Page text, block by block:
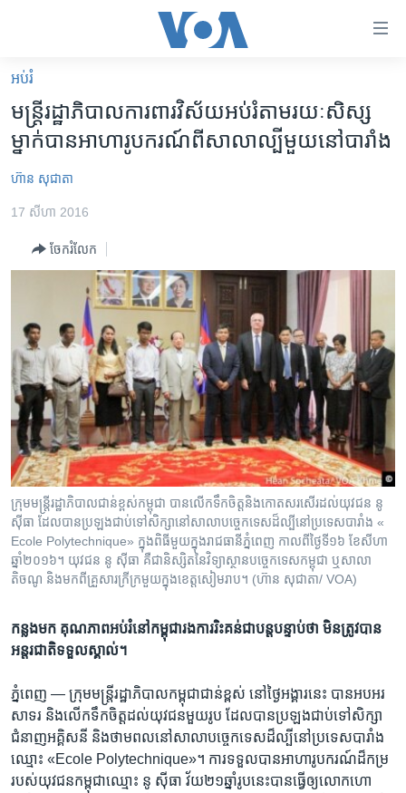
គេហទំព័រ​
ទាក់ទង
និង​
ចូល​
ទំព័រ​
ទៅ​
ទំព័រ​
រចនា
សម្ព័ន្ធ​
រំលង​
និង​
ទៅ​
កាន់​
ទំព័រ​
ស្វែង​
អន្តរជាតិ
កម្ពុជាច្នៃប្រតិដ្ឋ
ព្រឹត្តិការណ៍ព័ត៌មាន
ទូរទស្សន៍ / វីដេអូ​
វិទ្យុ / ផតខាសថ៍
កម្មវិធីទាំងអស់
Khmer English
បណ្តាញ​សង្គម
ភាសា
អប់រំ
មន្ត្រី​រដ្ឋាភិបាល​ការពារ​វិស័យ​អប់រំ​តាម​រយៈ​សិស្ស​
ម្នាក់​បាន​អាហារូបករណ៍​ពី​សាលា​ល្បី​មួយ​​នៅ​បារាំង​​​
ហ៊ាន សុជាតា
17 សីហា 2016
ចែករំលែក
ក្រុមមន្ត្រីរដ្ឋាភិបាលជាន់ខ្ពស់កម្ពុជា​ បានលើកទឹកចិត្ត​និងកោតសរសើរដល់យុវជន នូ​
សុីធា ដែលបានប្រឡងជាប់ទៅសិក្សានៅសាលាបច្ចេកទេស​ដ៏ល្បីនៅប្រទេសបារាំង «
Ecole Polytechnique»​ ក្នុង​ពិធី​មួយ​ក្នុងរាជធានីភ្នំពេញ​ កាលពីថ្ងៃទី១៦​ ខែសីហា​
ឆ្នាំ២០១៦។​ យុវជន នូ សុីធា គឺជានិស្សិតនៃវិទ្យាស្ថានបច្ចេកទេសកម្ពុជា ឬសាលា
តិចណូ និងមកពីគ្រួសារក្រីក្រមួយក្នុងខេត្តសៀមរាប។ (ហ៊ាន​ សុជាតា/​ VOA)
កន្លង​មក​ គុណភាព​​អប់រំ​នៅ​កម្ពុជា​រង​ការ​រិះ​គន់​ជា​បន្ត​បន្ទាប់​ថា​ មិន​ត្រូវ​បាន​​
អន្តរជាតិ​ទទួល​ស្គាល់។
ភ្នំពេញ — ក្រុម​មន្ត្រីរដ្ឋាភិបាល​កម្ពុជា​ជាន់​ខ្ពស់​ នៅ​ថ្ងៃ​អង្គារ​នេះ​ បានអបអរ
សាទរ​ និង​លើក​ទឹក​ចិត្ត​ដល់​យុវជន​មួយ​រូប​ ដែល​បានប្រឡងជាប់​ទៅ​សិក្សា​
ជំនាញ​អគ្គិសនី​ និង​ថាមពលនៅ​សាលា​បច្ចេកទេស​ដ៏​ល្បី​នៅ​ប្រទេស​បារាំង​
ឈ្មោះ ​«Ecole Polytechnique»។​ ការ​ទទួល​បាន​អាហារូបករណ៍​ដ៏​កម្រ​
របស់​យុវជន​កម្ពុជា​ឈ្មោះ​ នូ ស៊ីធា​ វ័យ​២១​ឆ្នាំ​រូបនេះបាន​ធ្វើ​ឲ្យ​លោកហោ